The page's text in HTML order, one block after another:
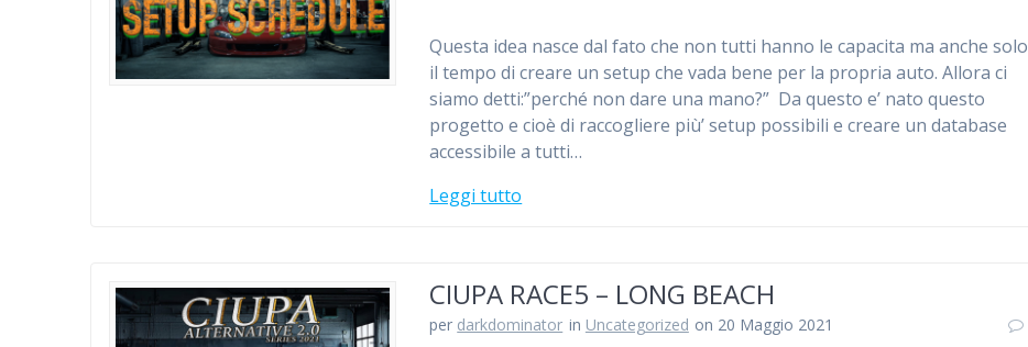
Questa idea nasce dal fato che non tutti hanno le capacita ma anche solo
il tempo di creare un setup che vada bene per la propria auto. Allora ci
siamo detti:”perché non dare una mano?” Da questo e’ nato questo
progetto e cioè di raccogliere più’ setup possibili e creare un database
accessibile a tutti…
Leggi tutto
CIUPA RACE5 – LONG BEACH
per darkdominator in Uncategorized on 20 Maggio 2021